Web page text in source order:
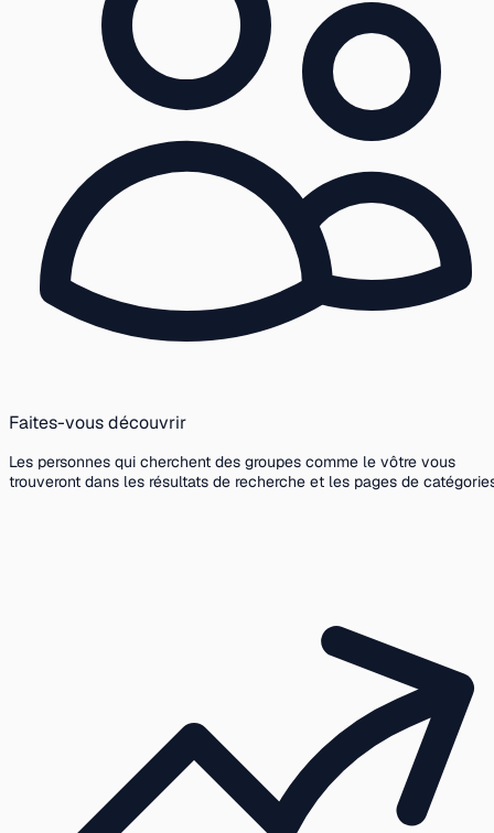
Faites-vous découvrir
Les personnes qui cherchent des groupes comme le vôtre vous
trouveront dans les résultats de recherche et les pages de